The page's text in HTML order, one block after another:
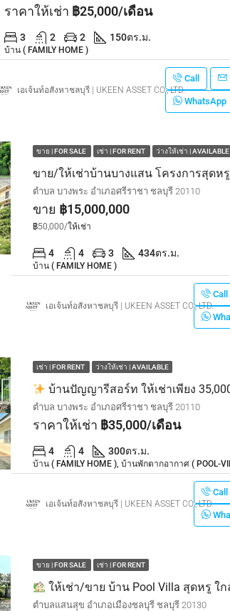
ราคาให้เช่า ฿25,000/เดือน
3 2 2 150ตร.ม.
บ้าน ( FAMILY HOME )
เอเจ้นท์อสังหาชลบุรี | UKEEN ASSET CO., LTD.
Call
WhatsApp
ขาย | FOR SALE เช่า | FOR RENT ว่างให้เช่า | AVAILABLE
ตำบล บางพระ อำเภอศรีราชา ชลบุรี 20110
ขาย ฿15,000,000
฿50,000/ให้เช่า
4 4 3 434ตร.ม.
บ้าน ( FAMILY HOME )
เอเจ้นท์อสังหาชลบุรี | UKEEN ASSET CO., LTD.
Call
เช่า | FOR RENT ว่างให้เช่า | AVAILABLE
บ้านปัญญารีสอร์ท ให้เช่าเพียง
ตำบล บางพระ อำเภอศรีราชา ชลบุรี 20110
ราคาให้เช่า ฿35,000/เดือน
4 4 300ตร.ม.
บ้าน ( FAMILY HOME ), บ้านพักตากอากาศ ( POOL-
เอเจ้นท์อสังหาชลบุรี | UKEEN ASSET CO., LTD.
Call
ขาย | FOR SALE เช่า | FOR RENT
ให้เช่า/ขาย บ้าน Pool Villa สุดหรู ใก
ตำบลแสนสุข อำเภอเมืองชลบุรี ชลบุรี 20130